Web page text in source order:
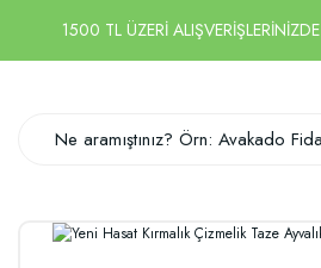
1500 TL ÜZERİ ALIŞVERİŞLERİNİZDE